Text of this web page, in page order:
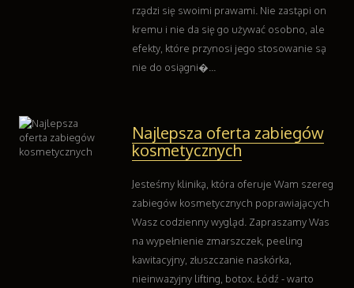
rządzi się swoimi prawami. Nie zastąpi on
kremu i nie da się go używać osobno, ale
efekty, które przynosi jego stosowanie są
nie do osiągni�...
Najlepsza oferta zabiegów
kosmetycznych
Jesteśmy kliniką, która oferuje Wam szereg
zabiegów kosmetycznych poprawiających
Wasz codzienny wygląd. Zapraszamy Was
na wypełnienie zmarszczek, peeling
kawitacyjny, złuszczanie naskórka,
nieinwazyjny lifting, botox. Łódź - warto